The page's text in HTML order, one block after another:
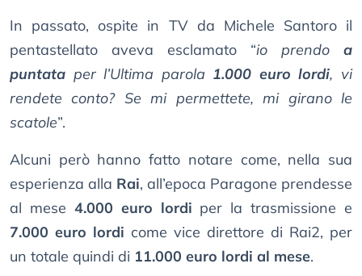
In passato, ospite in TV da Michele Santoro il
pentastellato aveva esclamato “io prendo a
puntata per l’Ultima parola 1.000 euro lordi, vi
rendete conto? Se mi permettete, mi girano le
scatole”.
Alcuni però hanno fatto notare come, nella sua
esperienza alla Rai, all’epoca Paragone prendesse
al mese 4.000 euro lordi per la trasmissione e
7.000 euro lordi come vice direttore di Rai2, per
un totale quindi di 11.000 euro lordi al mese.